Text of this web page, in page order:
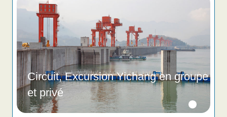
Circuit, Excursion Yichang en groupe
et privé